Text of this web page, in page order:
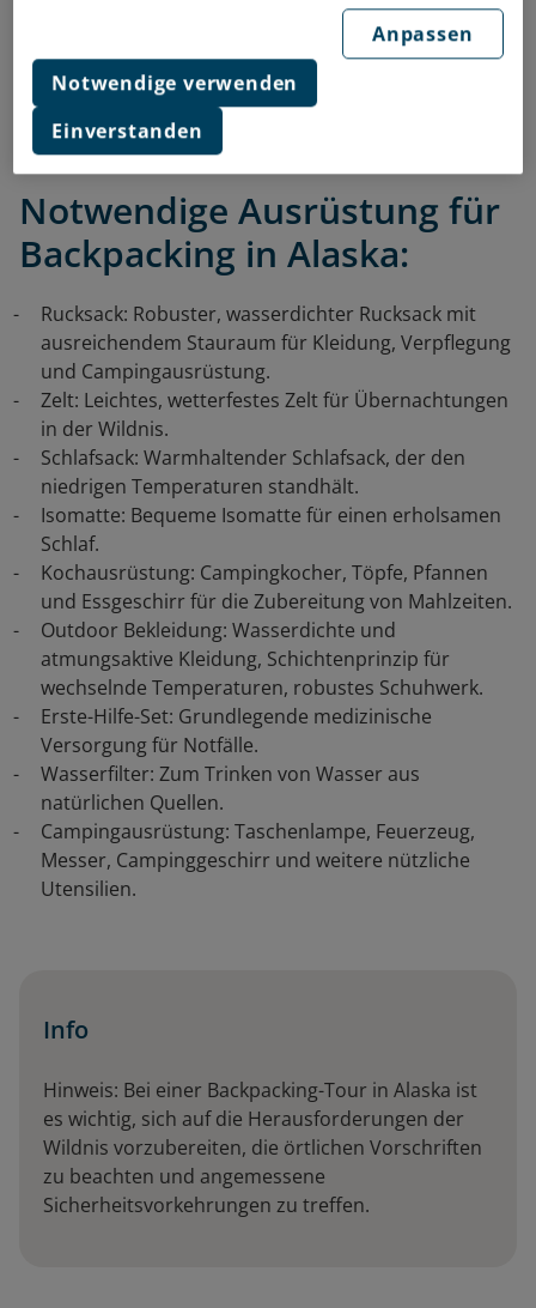
Jetzt Beitrag berechnen und online
abschließen
Notwendige Ausrüstung für
Backpacking in Alaska:
Rucksack: Robuster, wasserdichter Rucksack mit
ausreichendem Stauraum für Kleidung, Verpflegung
und Campingausrüstung.
Zelt: Leichtes, wetterfestes Zelt für Übernachtungen
in der Wildnis.
Schlafsack: Warmhaltender Schlafsack, der den
niedrigen Temperaturen standhält.
Isomatte: Bequeme Isomatte für einen erholsamen
Schlaf.
Kochausrüstung: Campingkocher, Töpfe, Pfannen
und Essgeschirr für die Zubereitung von Mahlzeiten.
Outdoor Bekleidung: Wasserdichte und
atmungsaktive Kleidung, Schichtenprinzip für
wechselnde Temperaturen, robustes Schuhwerk.
Erste-Hilfe-Set: Grundlegende medizinische
Versorgung für Notfälle.
Wasserfilter: Zum Trinken von Wasser aus
natürlichen Quellen.
Campingausrüstung: Taschenlampe, Feuerzeug,
Messer, Campinggeschirr und weitere nützliche
Utensilien.
Info
Hinweis: Bei einer Backpacking-Tour in Alaska ist
es wichtig, sich auf die Herausforderungen der
Wildnis vorzubereiten, die örtlichen Vorschriften
zu beachten und angemessene
Sicherheitsvorkehrungen zu treffen.
Anpassen
Notwendige verwenden
Einverstanden